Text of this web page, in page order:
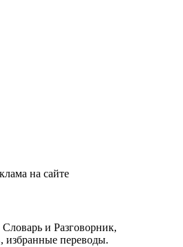
на сайте
и Разговорник,
избранные переводы.